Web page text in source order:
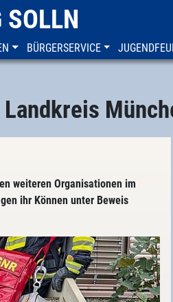
BÜRGERSERVICE
weiteren Organisationen im
ihr Können unter Beweis